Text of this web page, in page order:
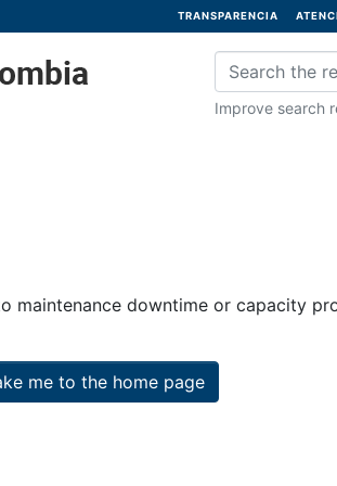
TRANSPARENCIA
Improve search
downtime or capacity
me to the home page